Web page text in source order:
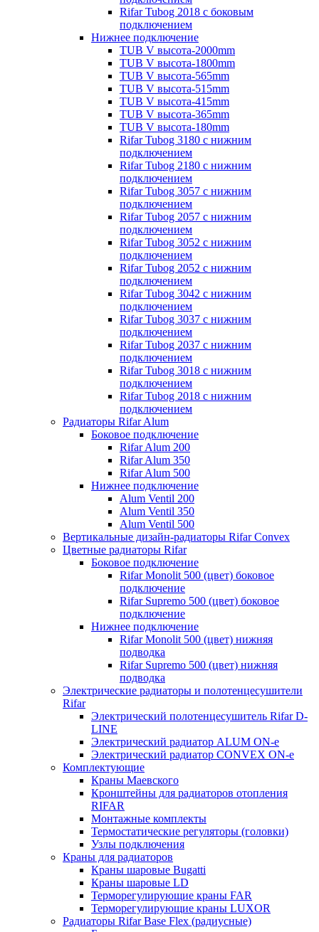
Rifar Tubog 2018 с боковым
подключением
Нижнее подключение
TUB V высота-2000mm
TUB V высота-1800mm
TUB V высота-565mm
TUB V высота-515mm
TUB V высота-415mm
TUB V высота-365mm
TUB V высота-180mm
Rifar Tubog 3180 с нижним
подключением
Rifar Tubog 2180 с нижним
подключением
Rifar Tubog 3057 с нижним
подключением
Rifar Tubog 2057 с нижним
подключением
Rifar Tubog 3052 с нижним
подключением
Rifar Tubog 2052 с нижним
подключением
Rifar Tubog 3042 с нижним
подключением
Rifar Tubog 3037 с нижним
подключением
Rifar Tubog 2037 с нижним
подключением
Rifar Tubog 3018 с нижним
подключением
Rifar Tubog 2018 с нижним
подключением
Радиаторы Rifar Alum
Боковое подключение
Rifar Alum 200
Rifar Alum 350
Rifar Alum 500
Нижнее подключение
Alum Ventil 200
Alum Ventil 350
Alum Ventil 500
Вертикальные дизайн-радиаторы Rifar Convex
Цветные радиаторы Rifar
Боковое подключение
Rifar Monolit 500 (цвет) боковое
подключение
Rifar Supremo 500 (цвет) боковое
подключение
Нижнее подключение
Rifar Monolit 500 (цвет) нижняя
подводка
Rifar Supremo 500 (цвет) нижняя
подводка
Электрические радиаторы и полотенцесушители
Rifar
Электрический полотенцесушитель Rifar D-
LINE
Электрический радиатор ALUM ON-e
Электрический радиатор CONVEX ON-e
Комплектующие
Краны Маевского
Кронштейны для радиаторов отопления
RIFAR
Монтажные комплекты
Термостатические регуляторы (головки)
Узлы подключения
Краны для радиаторов
Краны шаровые Bugatti
Краны шаровые LD
Терморегулирующие краны FAR
Терморегулирующие краны LUXOR
Радиаторы Rifar Base Flex (радиусные)